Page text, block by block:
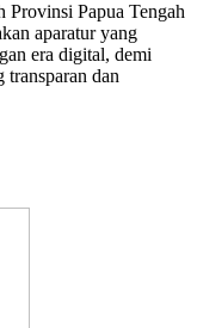
Provinsi Papua Tengah
aparatur yang
era digital, demi
dan